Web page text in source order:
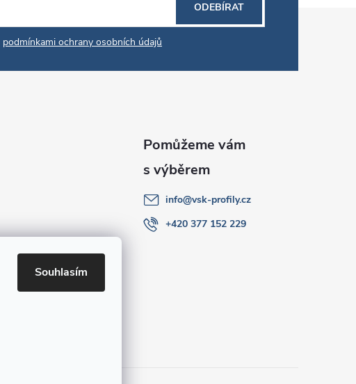
Souhlasím
podmínkami ochrany osobních údajů
ODEBÍRAT
info@vsk-profily.cz
+420 377 152 229